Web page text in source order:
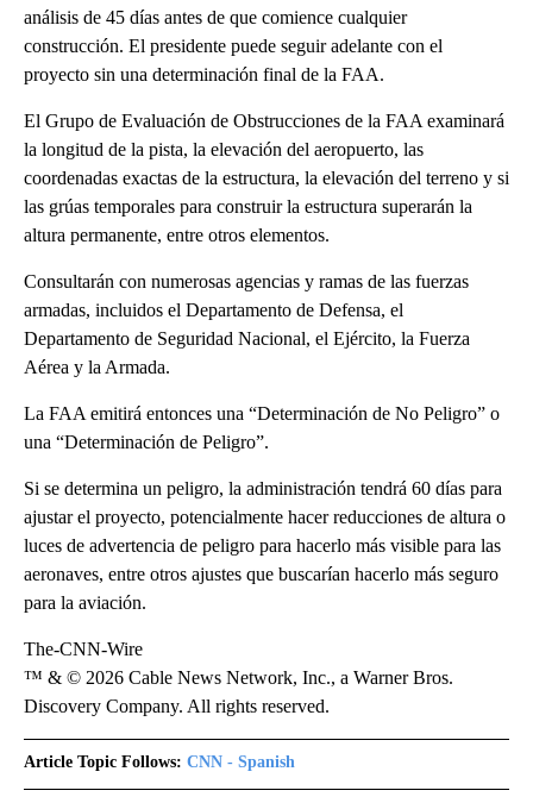
análisis de 45 días antes de que comience cualquier
construcción. El presidente puede seguir adelante con el
proyecto sin una determinación final de la FAA.
El Grupo de Evaluación de Obstrucciones de la FAA examinará
la longitud de la pista, la elevación del aeropuerto, las
coordenadas exactas de la estructura, la elevación del terreno y si
las grúas temporales para construir la estructura superarán la
altura permanente, entre otros elementos.
Consultarán con numerosas agencias y ramas de las fuerzas
armadas, incluidos el Departamento de Defensa, el
Departamento de Seguridad Nacional, el Ejército, la Fuerza
Aérea y la Armada.
La FAA emitirá entonces una “Determinación de No Peligro” o
una “Determinación de Peligro”.
Si se determina un peligro, la administración tendrá 60 días para
ajustar el proyecto, potencialmente hacer reducciones de altura o
luces de advertencia de peligro para hacerlo más visible para las
aeronaves, entre otros ajustes que buscarían hacerlo más seguro
para la aviación.
The-CNN-Wire
™ & © 2026 Cable News Network, Inc., a Warner Bros.
Discovery Company. All rights reserved.
Article Topic Follows: CNN - Spanish